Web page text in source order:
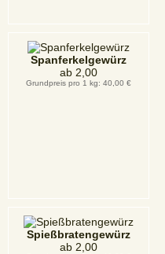
Spanferkelgewürz
ab 2,00
Grundpreis pro 1 kg: 40,00 €
Spießbratengewürz
ab 2,00